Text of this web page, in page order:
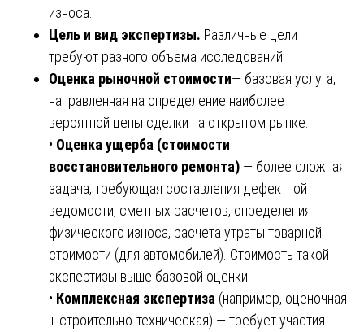
износа.
Цель и вид экспертизы. Различные цели
требуют разного объема исследований:
Оценка рыночной стоимости— базовая услуга,
направленная на определение наиболее
вероятной цены сделки на открытом рынке.
• Оценка ущерба (стоимости
восстановительного ремонта) — более сложная
задача, требующая составления дефектной
ведомости, сметных расчетов, определения
физического износа, расчета утраты товарной
стоимости (для автомобилей). Стоимость такой
экспертизы выше базовой оценки.
• Комплексная экспертиза (например, оценочная
+ строительно-техническая) — требует участия